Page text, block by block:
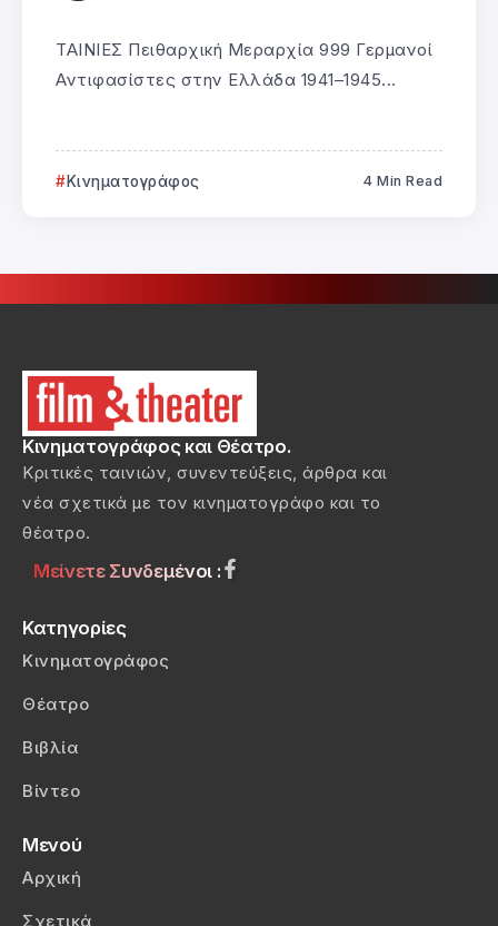
ΤΑΙΝΙΕΣ Πειθαρχική Μεραρχία 999 Γερμανοί
Αντιφασίστες στην Ελλάδα 1941–1945...
Κινηματογράφος 4 Min Read
Κινηματογράφος και Θέατρο.
Κριτικές ταινιών, συνεντεύξεις, άρθρα και
νέα σχετικά με τον κινηματογράφο και το
θέατρο.
Μείνετε Συνδεμένοι :
Κατηγορίες
Κινηματογράφος
Θέατρο
Βιβλία
Βίντεο
Μενού
Αρχική
Σχετικά